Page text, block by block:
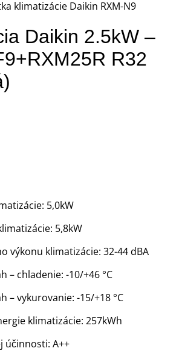
Daikin 2.5kW –
R32
5,0kW
5,8kW
výkonu klimatizácie: 32-44 dBA
– chladenie: -10/+46 °C
– vykurovanie: -15/+18 °C
klimatizácie: 257kWh
účinnosti: A++